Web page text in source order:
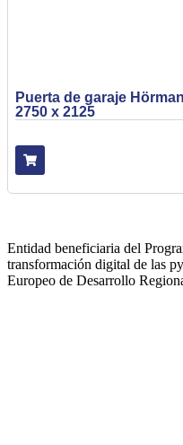
Puerta de garaje
2750 x 2125
Entidad beneficiaria del
transformación digital de las
Europeo de Desarrollo